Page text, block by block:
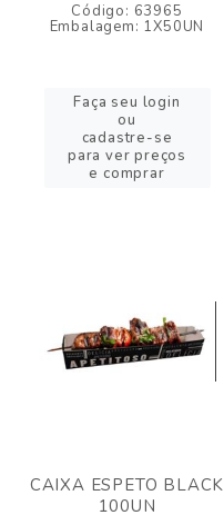
Código: 63965
Embalagem: 1X50UN
Faça seu login
ou
cadastre-se
para ver preços
e comprar
CAIXA ESPETO BLACK
100UN